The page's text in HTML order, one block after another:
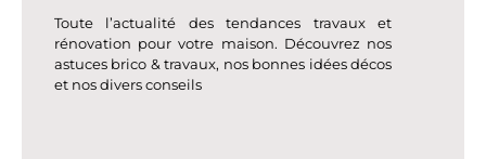
Toute l’actualité des tendances travaux et
rénovation pour votre maison. Découvrez nos
astuces brico & travaux, nos bonnes idées décos
et nos divers conseils